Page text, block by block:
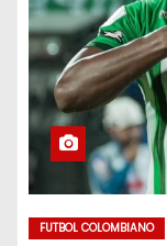
FUTBOL COLOMBIANO